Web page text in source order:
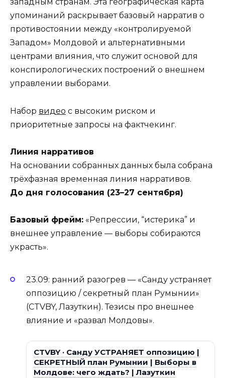
западным странам. Эта географическая карта
упоминаний раскрывает базовый нарратив о
противостоянии между «контролируемой
Западом» Молдовой и альтернативными
центрами влияния, что служит основой для
конспирологических построений о внешнем
управлении выборами.
Набор видео с высоким риском и
приоритетные запросы на фактчекинг.
Линия нарративов
На основании собранных данных была собрана
трёхфазная временная линия нарративов.
До дня голосования (23–27 сентября)
Базовый фрейм: «Репрессии, “истерика” и
внешнее управление — выборы собираются
украсть».
23.09: ранний разогрев — «Санду устраняет
оппозицию / секретный план Румынии»
(CTVBY, Лазуткин). Тезисы про внешнее
влияние и «развал Молдовы».
CTVBY · Санду УСТРАНЯЕТ оппозицию |
СЕКРЕТНЫЙ план Румынии | Выборы в
Молдове: чего ждать? | Лазуткин